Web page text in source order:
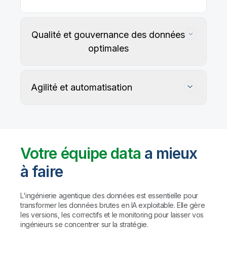
Qualité et gouvernance des données
optimales
de vos données
Les règles personnalisées et les agents IA détectent
et profilent les problèmes de qualité, puis proposent
Agilité et automatisation
Automatisez la gestion du data warehouse,
des lakehouses et du data lake prêt pour l'IA
Votre équipe data a mieux
à faire
L'ingénierie agentique des données est essentielle pour
transformer les données brutes en IA exploitable. Elle gère
les versions, les correctifs et le monitoring pour laisser vos
ingénieurs se concentrer sur la stratégie.